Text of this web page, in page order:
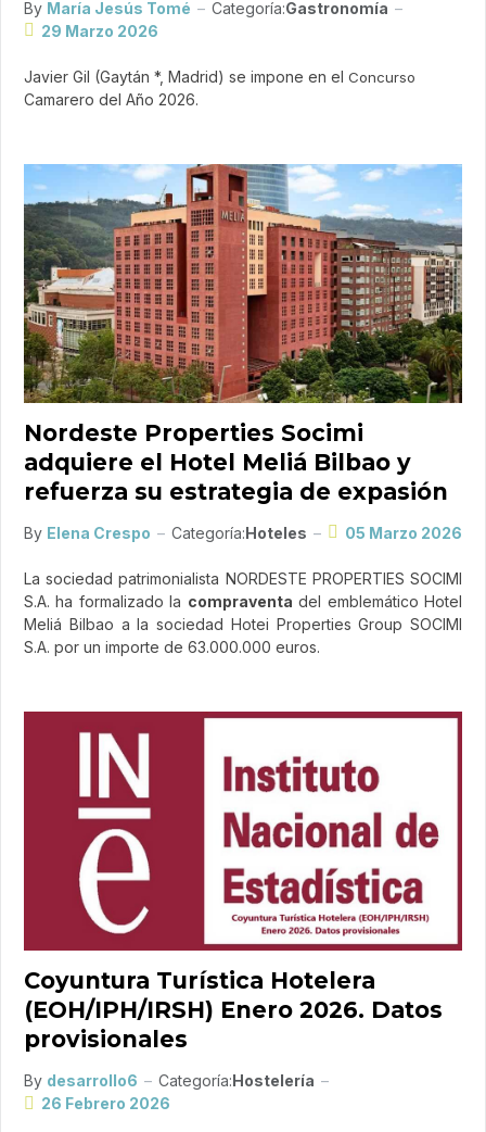
By María Jesús Tomé Categoría:Gastronomía
29 Marzo 2026
Javier Gil (Gaytán *, Madrid) se impone en el Concurso
Camarero del Año 2026.
Nordeste Properties Socimi
adquiere el Hotel Meliá Bilbao y
refuerza su estrategia de expasión
By Elena Crespo Categoría:Hoteles 05 Marzo 2026
La sociedad patrimonialista NORDESTE PROPERTIES SOCIMI
S.A. ha formalizado la compraventa del emblemático Hotel
Meliá Bilbao a la sociedad Hotei Properties Group SOCIMI
S.A. por un importe de 63.000.000 euros.
Coyuntura Turística Hotelera
(EOH/IPH/IRSH) Enero 2026. Datos
provisionales
By desarrollo6 Categoría:Hostelería
26 Febrero 2026